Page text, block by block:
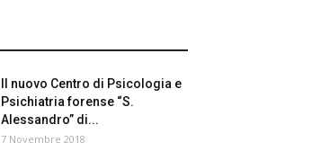
Il nuovo Centro di Psicologia e
Psichiatria forense “S.
Alessandro” di...
7 Novembre 2018